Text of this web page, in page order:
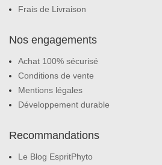
Frais de Livraison
Nos engagements
Achat 100% sécurisé
Conditions de vente
Mentions légales
Développement durable
Recommandations
Le Blog EspritPhyto